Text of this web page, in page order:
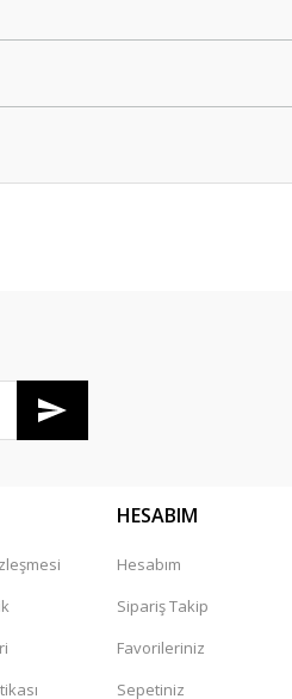
ve taksit imkanlarından teşekkür
HESABIM
Hesabım
Sipariş Takip
Favorileriniz
Sepetiniz